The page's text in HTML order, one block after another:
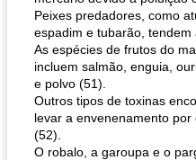
Peixes predadores, como
espadim e tubarão, tendem
As espécies de frutos do
incluem salmão, enguia,
e polvo (51).
Outros tipos de toxinas
levar a envenenamento
(52).
O robalo, a garoupa e o